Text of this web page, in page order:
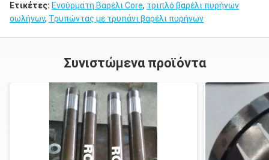
Ετικέτες: Ενσύρματη Βαρέλι Core, τριπλό βαρέλι πυρήνων
σωλήνων, Τρυπώντας με τρυπάνι βαρέλι πυρήνων
Συνιστώμενα προϊόντα